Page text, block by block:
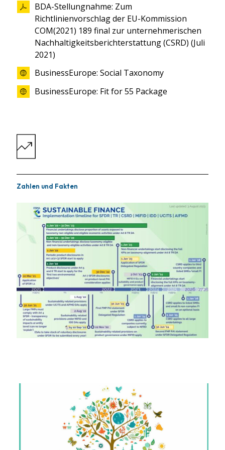
BDA-Stellungnahme: Zum
Richtlinienvorschlag der EU-Kommission
COM(2021) 189 final zur unternehmerischen
Nachhaltigkeitsberichterstattung (CSRD) (Juli
2021)
BusinessEurope: Social Taxonomy
BusinessEurope: Fit for 55 Package
Zahlen und Fakten